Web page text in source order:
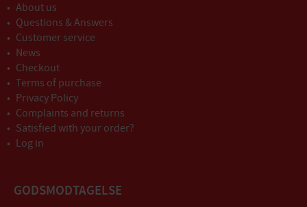
About us
Questions & Answers
Customer service
News
Checkout
Terms of purchase
Privacy Policy
Complaints and returns
Satisfied with your order?
Log in
GODSMODTAGELSE